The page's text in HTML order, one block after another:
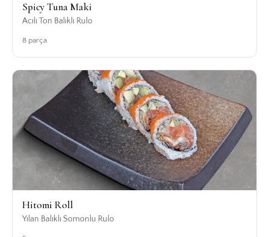
Spicy Tuna Maki
Acılı Ton Balıklı Rulo
8 parça
Hitomi Roll
Yılan Balıklı Somonlu Rulo